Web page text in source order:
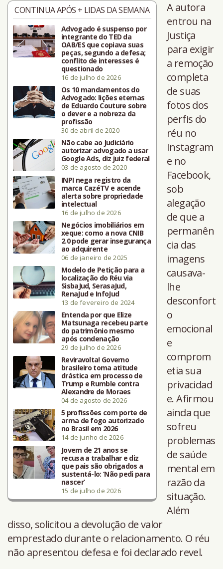
CONTINUA APÓS + LIDAS DA SEMANA
Advogado é suspenso por
integrante do TED da
OAB/ES que copiava suas
peças, segundo a defesa;
conflito de interesses é
questionado
16 de julho de 2026
Os 10 mandamentos do
Advogado: lições eternas
de Eduardo Couture sobre
o dever e a nobreza da
profissão
30 de abril de 2020
Não cabe ao Judiciário
autorizar advogado a usar
Google Ads, diz juiz federal
03 de agosto de 2020
INPI nega registro da
marca CazéTV e acende
alerta sobre propriedade
intelectual
16 de julho de 2026
Negócios imobiliários em
xeque: como a nova CNIB
2.0 pode gerar insegurança
ao adquirente
06 de janeiro de 2025
Modelo de Petição para a
localização do Réu via
SisbaJud, SerasaJud,
RenaJud e InfoJud
13 de fevereiro de 2024
Entenda por que Elize
Matsunaga recebeu parte
do patrimônio mesmo
após condenação
29 de julho de 2026
Reviravolta! Governo
brasileiro toma atitude
drástica em processo de
Trump e Rumble contra
Alexandre de Moraes
04 de agosto de 2026
5 profissões com porte de
arma de fogo autorizado
no Brasil em 2026
14 de junho de 2026
Jovem de 21 anos se
recusa a trabalhar e diz
que pais são obrigados a
sustentá-lo: ‘Não pedi para
nascer’
15 de julho de 2026
A autora
entrou na
Justiça
para exigir
a remoção
completa
de suas
fotos dos
perfis do
réu no
Instagram
e no
Facebook,
sob
alegação
de que a
permanên
cia das
imagens
causava-
lhe
desconfort
o
emocional
e
comprom
etia sua
privacidad
e. Afirmou
ainda que
sofreu
problemas
de saúde
mental em
razão da
situação.
Além
disso, solicitou a devolução de valor
emprestado durante o relacionamento. O réu
não apresentou defesa e foi declarado revel.